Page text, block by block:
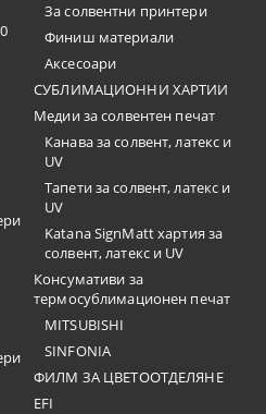
За солвентни принтери
Финиш материали
Аксесоари
СУБЛИМАЦИОННИ ХАРТИИ
Медии за солвентен печат
Канава за солвент, латекс и
UV
Тапети за солвент, латекс и
UV
Katana SignMatt хартия за
солвент, латекс и UV
Консумативи за
термосублимационен печат
MITSUBISHI
SINFONIA
ФИЛМ ЗА ЦВЕТООТДЕЛЯНЕ
EFI